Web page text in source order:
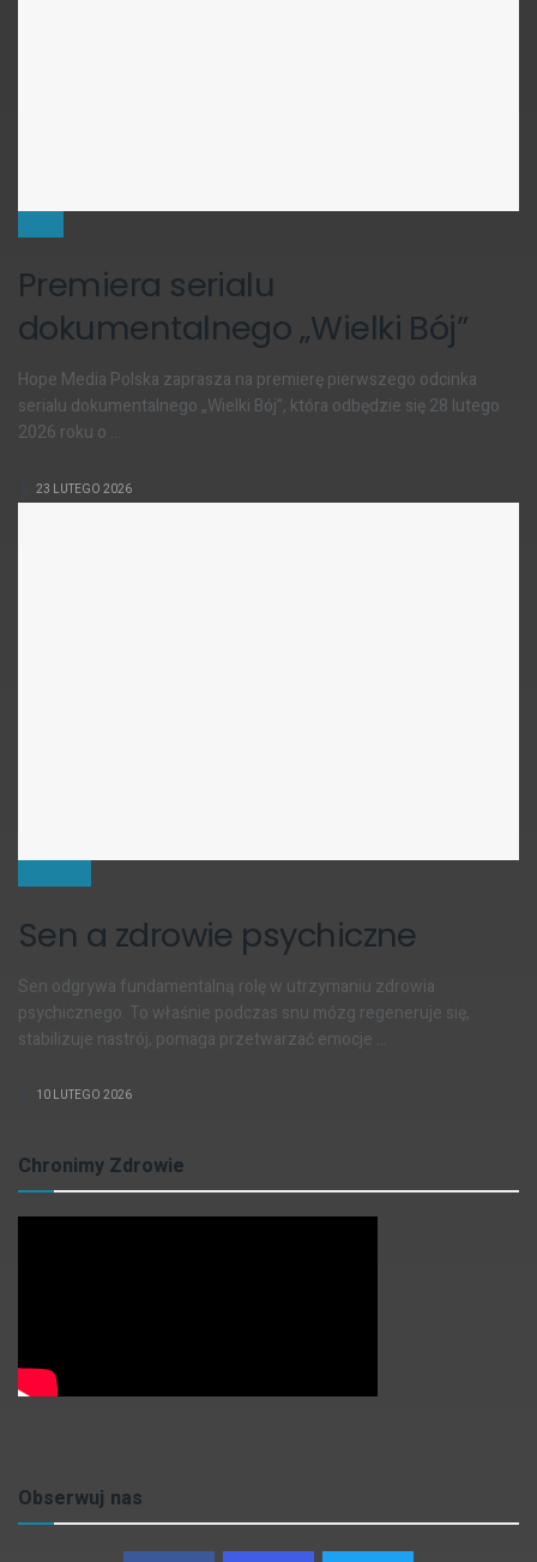
Premiera serialu
dokumentalnego „Wielki Bój”
Hope Media Polska zaprasza na premierę pierwszego odcinka
serialu dokumentalnego „Wielki Bój”, która odbędzie się 28 lutego
2026 roku o ...
23 LUTEGO 2026
Sen a zdrowie psychiczne
Sen odgrywa fundamentalną rolę w utrzymaniu zdrowia
psychicznego. To właśnie podczas snu mózg regeneruje się,
stabilizuje nastrój, pomaga przetwarzać emocje ...
10 LUTEGO 2026
Chronimy Zdrowie
Obserwuj nas